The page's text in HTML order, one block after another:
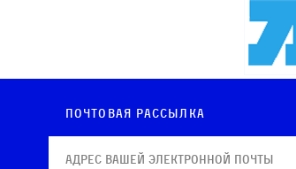
Почтовая рассылка